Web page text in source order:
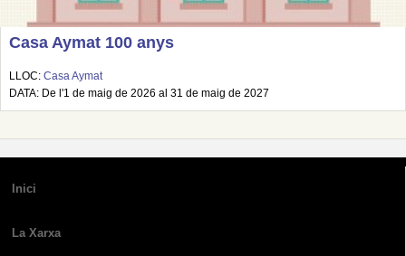
Casa Aymat 100 anys
LLOC: Casa Aymat
DATA: De l'1 de maig de 2026 al 31 de maig de 2027
Inici
La Xarxa